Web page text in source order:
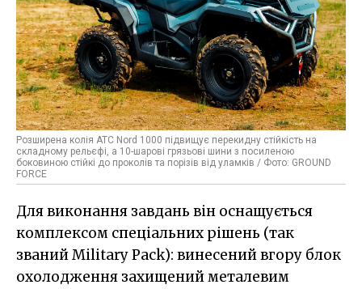
Розширена колія ATC Nord 1000 підвищує перекидну стійкість на
складному рельєфі, а 10-шарові грязьові шини з посиленою
боковиною стійкі до проколів та порізів від уламків / Фото: GROUND
FORCE
Для виконання завдань він оснащується
комплексом спеціальних рішень (так
званий Military Pack): винесений вгору блок
охолодження захищений металевим